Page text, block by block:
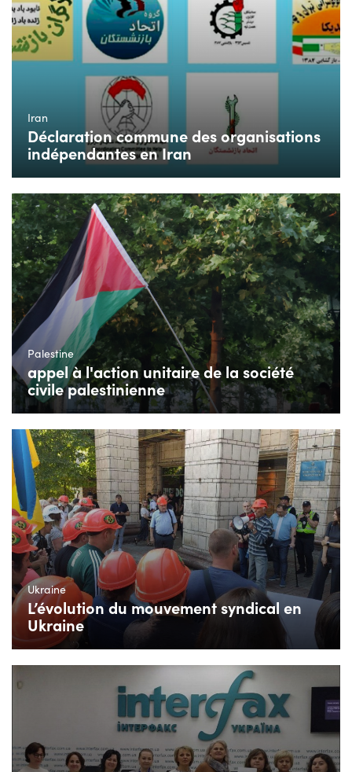
Iran
Déclaration commune des organisations
indépendantes en Iran
Palestine
appel à l'action unitaire de la société
civile palestinienne
Ukraine
L’évolution du mouvement syndical en
Ukraine